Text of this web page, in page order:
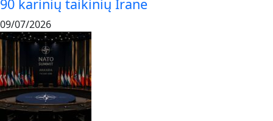
90 karinių taikinių Irane
09/07/2026